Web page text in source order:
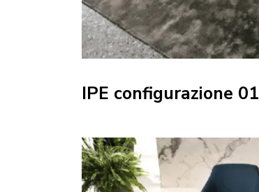
IPE configurazione 01